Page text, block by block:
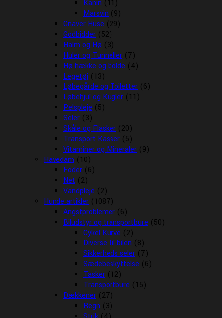
Kanin (11)
Marsvin (9)
Gnaver Huse (29)
Godbidder (52)
Halm og Hø (3)
Huler og Tunneller (7)
Hø hække og bolde (4)
Legetøj (13)
Løbegårde og Toiletter (6)
Løbehjul og Kugler (11)
Pelspleje (5)
Seler (3)
Skåle og Flasker (20)
Transport Kasser (5)
Vitaminer og Mineraler (9)
Havedam (10)
Foder (6)
Net (2)
Vandpleje (2)
Hunde artikler (1087)
Angstproblemer (6)
Biludstyr og transportbure (50)
Cykel Kurve (2)
Diverse til bilen (8)
Sikkerheds seler (7)
Sædebeskyttelse (6)
Tasker (12)
Transportbure (15)
Dækkener (27)
Regn (3)